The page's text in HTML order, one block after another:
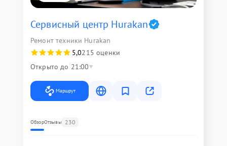
Сервисный центр Hurakan
Ремонт техники Hurakan
5,0215 оценки
Открыто до 21:00
Маршрут
ОбзорОтзывы 230